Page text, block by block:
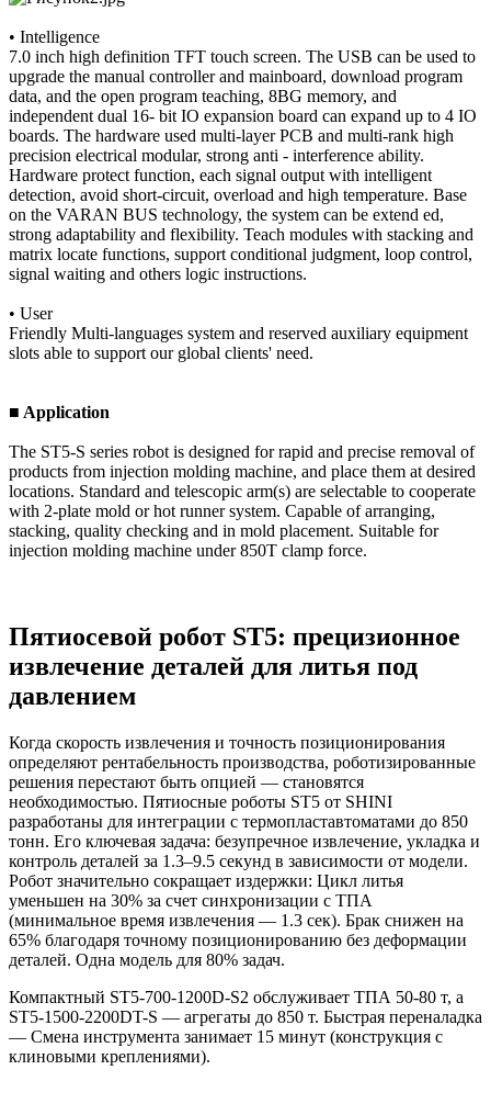
• Intelligence
7.0 inch high definition TFT touch screen. The USB can be used to
upgrade the manual controller and mainboard, download program
data, and the open program teaching, 8BG memory, and
independent dual 16- bit IO expansion board can expand up to 4 IO
boards. The hardware used multi-layer PCB and multi-rank high
precision electrical modular, strong anti - interference ability.
Hardware protect function, each signal output with intelligent
detection, avoid short-circuit, overload and high temperature. Base
on the VARAN BUS technology, the system can be extend­ ed,
strong adaptability and flexibility. Teach modules with stacking and
matrix locate functions, support conditional judgment, loop control,
signal waiting and others logic instructions.
• User
Friendly Multi-languages system and reserved auxiliary equipment
slots able to support our global clients' need.
■ Application
The ST5-S series robot is designed for rapid and precise removal of
products from injection molding machine, and place them at desired
locations. Standard and telescopic arm(s) are selectable to cooperate
with 2-plate mold or hot runner system. Capable of arranging,
stacking, quality checking and in mold placement. Suitable for
injection molding machine under 850T clamp force.
Пятиосевой робот ST5: прецизионное
извлечение деталей для литья под
давлением
Когда скорость извлечения и точность позиционирования
определяют рентабельность производства, роботизированные
решения перестают быть опцией — становятся
необходимостью. Пятиосные роботы ST5 от SHINI
разработаны для интеграции с термопластавтоматами до 850
тонн. Его ключевая задача: безупречное извлечение, укладка и
контроль деталей за 1.3–9.5 секунд в зависимости от модели.
Робот значительно сокращает издержки: Цикл литья
уменьшен на 30% за счет синхронизации с ТПА
(минимальное время извлечения — 1.3 сек). Брак снижен на
65% благодаря точному позиционированию без деформации
деталей. Одна модель для 80% задач.
Компактный ST5-700-1200D-S2 обслуживает ТПА 50-80 т, а
ST5-1500-2200DT-S — агрегаты до 850 т. Быстрая переналадка
— Смена инструмента занимает 15 минут (конструкция с
клиновыми креплениями).